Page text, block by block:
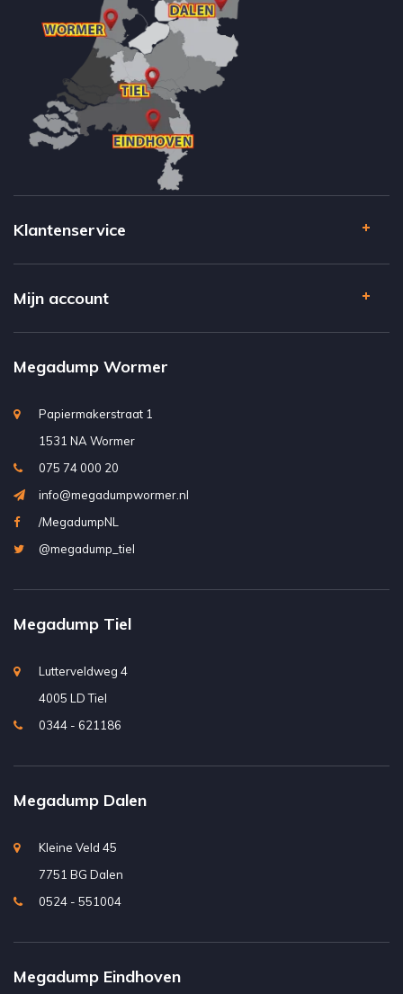
Klantenservice
Mijn account
Megadump Wormer
Papiermakerstraat 1
1531 NA Wormer
075 74 000 20
info@megadumpwormer.nl
/MegadumpNL
@megadump_tiel
Megadump Tiel
Lutterveldweg 4
4005 LD Tiel
0344 - 621186
Megadump Dalen
Kleine Veld 45
7751 BG Dalen
0524 - 551004
Megadump Eindhoven